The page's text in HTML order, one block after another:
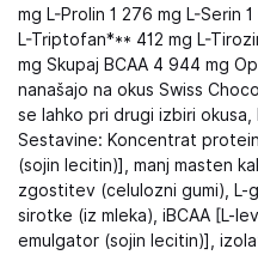
mg L-Prolin 1 276 mg L-Serin
L-Triptofan*** 412 mg L-
mg Skupaj BCAA 4 944 mg
nanašajo na okus Swiss
se lahko pri drugi izbiri
Sestavine: Koncentrat
(sojin lecitin)], manj masten
zgostitev (celulozni gumi), L-
sirotke (iz mleka), iBCAA [L-
emulgator (sojin lecitin)],